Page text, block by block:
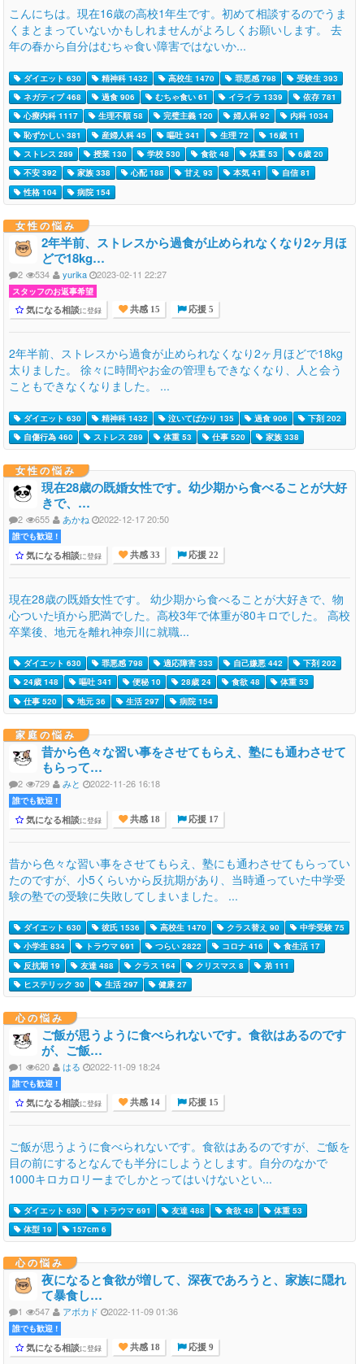
こんにちは。現在16歳の高校1年生です。初めて相談するのでうま
くまとまっていないかもしれませんがよろしくお願いします。 去
年の春から自分はむちゃ食い障害ではないか...
ダイエット 630 精神科 1432 高校生 1470 罪悪感 798
受験生 393
ネガティブ 468
過食 906 むちゃ食い 61 イライラ 1339
依存 781
心療内科 1117
生理不順 58 完璧主義 120 婦人科 92
内科 1034
恥ずかしい 381
産婦人科 45 嘔吐 341 生理 72
16歳 11
ストレス 289
授業 130 学校 530 食欲 48 体重 53
6歳 20
不安 392
家族 338 心配 188 甘え 93 本気 41
自信 81
性格 104
病院 154
女性の悩み
2年半前、ストレスから過食が止められなくなり2ヶ月ほ
どで18kg…
2 534 yurika 2023-02-11 22:27
スタッフのお返事希望
気になる相談に登録 共感 15 応援 5
2年半前、ストレスから過食が止められなくなり2ヶ月ほどで18kg
太りました。 徐々に時間やお金の管理もできなくなり、人と会う
こともできなくなりました。 ...
ダイエット 630 精神科 1432 泣いてばかり 135 過食 906
下剤 202
自傷行為 460
ストレス 289 体重 53 仕事 520 家族 338
女性の悩み
現在28歳の既婚女性です。幼少期から食べることが大好
きで、…
2 655 あかね 2022-12-17 20:50
誰でも歓迎 !
気になる相談に登録 共感 33 応援 22
現在28歳の既婚女性です。 幼少期から食べることが大好きで、物
心ついた頃から肥満でした。高校3年で体重が80キロでした。 高校
卒業後、地元を離れ神奈川に就職...
ダイエット 630 罪悪感 798 適応障害 333 自己嫌悪 442
下剤 202
24歳 148
嘔吐 341 便秘 10 28歳 24 食欲 48
体重 53
仕事 520
地元 36 生活 297 病院 154
家庭の悩み
昔から色々な習い事をさせてもらえ、塾にも通わさせて
もらって…
2 729 みと 2022-11-26 16:18
誰でも歓迎 !
気になる相談に登録 共感 18 応援 17
昔から色々な習い事をさせてもらえ、塾にも通わさせてもらってい
たのですが、小5くらいから反抗期があり、当時通っていた中学受
験の塾での受験に失敗してしまいました。 ...
ダイエット 630 彼氏 1536 高校生 1470 クラス替え 90
中学受験 75
小学生 834
トラウマ 691 つらい 2822 コロナ 416
食生活 17
反抗期 19
友達 488 クラス 164 クリスマス 8
弟 111
ヒステリック 30
生活 297 健康 27
心の悩み
ご飯が思うように食べられないです。食欲はあるのです
が、ご飯…
1 620 はる 2022-11-09 18:24
誰でも歓迎 !
気になる相談に登録 共感 14 応援 15
ご飯が思うように食べられないです。食欲はあるのですが、ご飯を
目の前にするとなんでも半分にしようとします。自分のなかで
1000キロカロリーまでしかとってはいけないとい...
ダイエット 630 トラウマ 691 友達 488 食欲 48
体重 53
体型 19
157cm 6
心の悩み
夜になると食欲が増して、深夜であろうと、家族に隠れ
て暴食し…
1 547 アボカド 2022-11-09 01:36
誰でも歓迎 !
気になる相談に登録 共感 18 応援 9